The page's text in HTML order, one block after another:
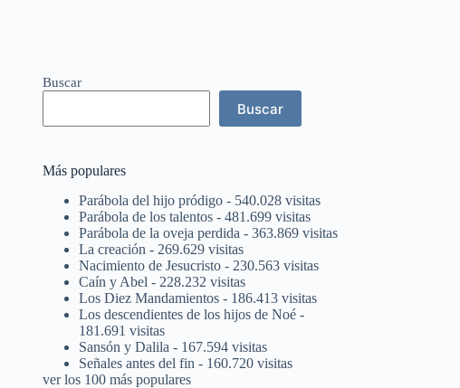
Buscar
Buscar
Más populares
Parábola del hijo pródigo - 540.028 visitas
Parábola de los talentos - 481.699 visitas
Parábola de la oveja perdida - 363.869 visitas
La creación - 269.629 visitas
Nacimiento de Jesucristo - 230.563 visitas
Caín y Abel - 228.232 visitas
Los Diez Mandamientos - 186.413 visitas
Los descendientes de los hijos de Noé -
181.691 visitas
Sansón y Dalila - 167.594 visitas
Señales antes del fin - 160.720 visitas
ver los 100 más populares